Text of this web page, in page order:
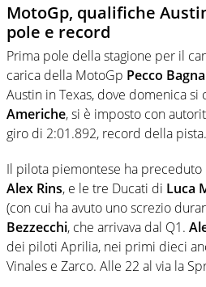
MotoGp, qualifiche
pole e record
Prima pole della stagione per il
carica della MotoGp Pecco
Austin in Texas, dove domenica si
Americhe, si è imposto con
giro di 2:01.892, record della pista.
Il pilota piemontese ha
Alex Rins, e le tre Ducati di Luca
(con cui ha avuto uno screzio
Bezzecchi, che arrivava dal Q1.
dei piloti Aprilia, nei primi dieci
Vinales e Zarco. Alle 22 al via la